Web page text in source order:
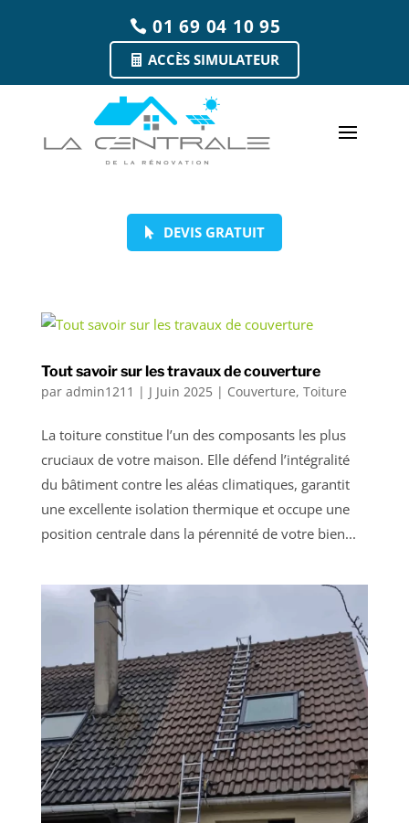
01 69 04 10 95
ACCÈS SIMULATEUR
DEVIS GRATUIT
Tout savoir sur les travaux de couverture
par admin1211 | J Juin 2025| Couverture, Toiture
La toiture constitue l’un des composants les plus
cruciaux de votre maison. Elle défend l’intégralité
du bâtiment contre les aléas climatiques, garantit
une excellente isolation thermique et occupe une
position centrale dans la pérennité de votre bien...